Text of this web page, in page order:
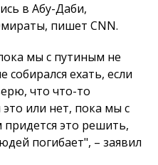
в Абу-Даби,
пишет CNN.
мы с путиным не
собирался ехать, если
что что-то
или нет, пока мы с
это решить,
погибает", – заявил